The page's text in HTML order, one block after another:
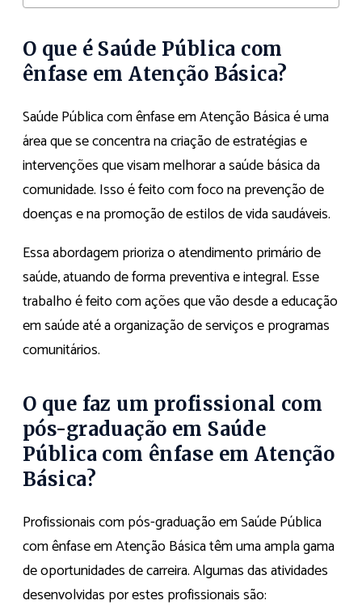
O que é Saúde Pública com
ênfase em Atenção Básica?
Saúde Pública com ênfase em Atenção Básica é uma
área que se concentra na criação de estratégias e
intervenções que visam melhorar a saúde básica da
comunidade. Isso é feito com foco na prevenção de
doenças e na promoção de estilos de vida saudáveis.
Essa abordagem prioriza o atendimento primário de
saúde, atuando de forma preventiva e integral. Esse
trabalho é feito com ações que vão desde a educação
em saúde até a organização de serviços e programas
comunitários.
O que faz um profissional com
pós-graduação em Saúde
Pública com ênfase em Atenção
Básica?
Profissionais com pós-graduação em Saúde Pública
com ênfase em Atenção Básica têm uma ampla gama
de oportunidades de carreira. Algumas das atividades
desenvolvidas por estes profissionais são: